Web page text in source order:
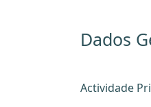
Dados
Actividade